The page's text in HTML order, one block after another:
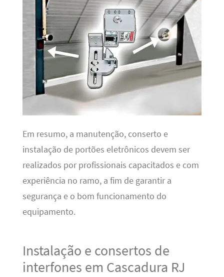
Em resumo, a manutenção, conserto e
instalação de portões eletrônicos devem ser
realizados por profissionais capacitados e com
experiência no ramo, a fim de garantir a
segurança e o bom funcionamento do
equipamento.
Instalação e consertos de
interfones em Cascadura RJ